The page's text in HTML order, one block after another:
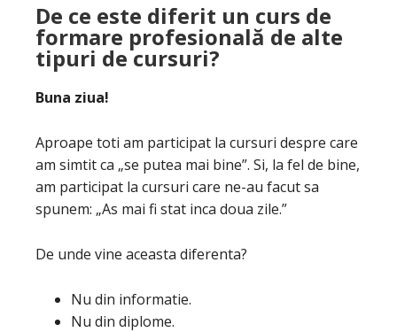
De ce este diferit un curs de
formare profesională de alte
tipuri de cursuri?
Buna ziua!
Aproape toti am participat la cursuri despre care
am simtit ca „se putea mai bine”. Si, la fel de bine,
am participat la cursuri care ne-au facut sa
spunem: „As mai fi stat inca doua zile.”
De unde vine aceasta diferenta?
Nu din informatie.
Nu din diplome.